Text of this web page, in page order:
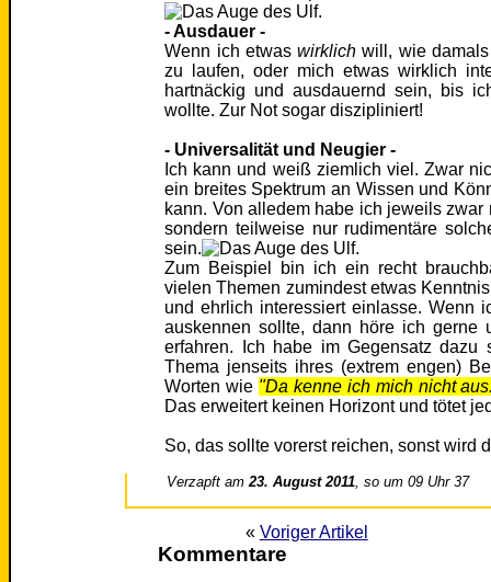
- Ausdauer -
Wenn ich etwaswirklich will, wie
zu laufen, oder mich etwas wirklich
hartnäckig und ausdauernd sein, bis
wollte. Zur Not sogar diszipliniert!
- Universalität und Neugier -
Ich kann und weiß ziemlich viel. Zwar
ein breites Spektrum an Wissen und
kann. Von alledem habe ich jeweils
sondern teilweise nur rudimentäre
sein.
Zum Beispiel bin ich ein recht
vielen Themen zumindest etwas
und ehrlich interessiert einlasse. Wenn
auskennen sollte, dann höre ich gerne
erfahren. Ich habe im Gegensatz dazu
Thema jenseits ihres (extrem engen)
Worten wie "Da kenne ich mich nicht
Das erweitert keinen Horizont und tötet
So, das sollte vorerst reichen, sonst wird
Verzapft am23. August 2011, so um 09 Uhr 37
« Voriger Artikel
Kommentare